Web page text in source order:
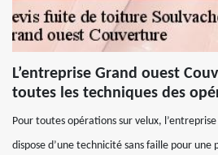
L’entreprise Grand ouest
toutes les techniques des
Pour toutes opérations sur velux,
dispose d’une technicité sans faille pour une